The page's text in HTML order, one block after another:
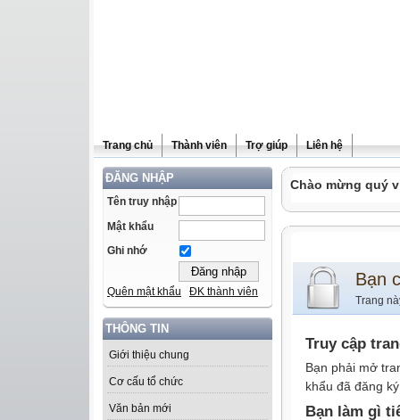
Trang chủ Thành viên Trợ giúp Liên hệ
ĐĂNG NHẬP
Tên truy nhập
Mật khẩu
Ghi nhớ
Quên mật khẩu ĐK thành viên
THÔNG TIN
Giới thiệu chung
Cơ cấu tổ chức
Văn bản mới
Chào mừng quý
Bạn
Trang
Truy cập
Bạn phải mở
khẩu đã đăng
Bạn làm gì